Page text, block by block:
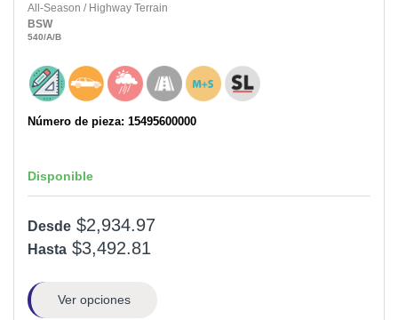
All-Season / Highway Terrain
BSW
540/A/B
Número de pieza: 15495600000
Disponible
Desde $2,934.97
Hasta $3,492.81
Ver opciones